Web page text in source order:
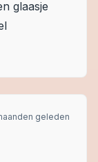
glaasje
geleden